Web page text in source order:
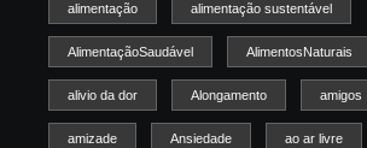
alimentação alimentação sustentável
AlimentaçãoSaudável AlimentosNaturais
alivio da dor Alongamento amigos
amizade Ansiedade ao ar livre